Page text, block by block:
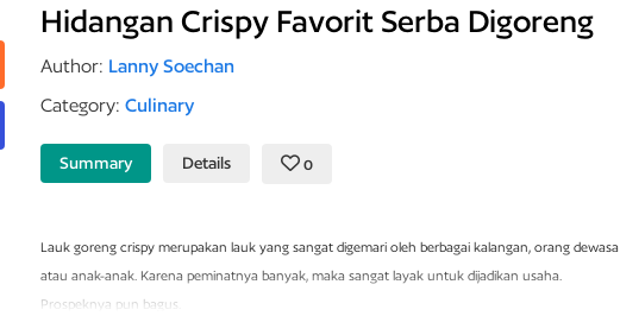
Hidangan Crispy Favorit Serba Digoreng
Author: Lanny Soechan
Category: Culinary
Summary Details 0
Lauk goreng crispy merupakan lauk yang sangat digemari oleh berbagai kalangan, orang dewasa
atau anak-anak. Karena peminatnya banyak, maka sangat layak untuk dijadikan usaha.
Prospeknya pun bagus.